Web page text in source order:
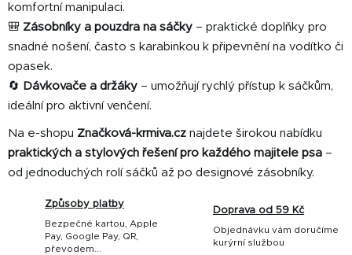
komfortní manipulaci.
🎒 Zásobníky a pouzdra na sáčky – praktické doplňky pro
snadné nošení, často s karabinkou k připevnění na vodítko či
opasek.
🔄 Dávkovače a držáky – umožňují rychlý přístup k sáčkům,
ideální pro aktivní venčení.
Na e-shopu Značková-krmiva.cz najdete širokou nabídku
praktických a stylových řešení pro každého majitele psa –
od jednoduchých rolí sáčků až po designové zásobníky.
Způsoby platby
Bezpečné kartou, Apple
Pay, Google Pay, QR,
převodem...
Doprava od 59 Kč
Objednávku vám doručíme
kurýrní službou